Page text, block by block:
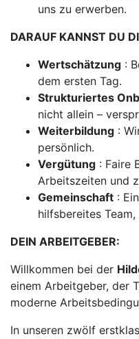
uns zu erwerben.
DARAUF KANNST DU
Wertschätzung :
dem ersten Tag.
Strukturiertes
nicht allein –
Weiterbildung :
persönlich.
Vergütung : Faire
Arbeitszeiten und
Gemeinschaft :
hilfsbereites
DEIN ARBEITGEBER:
Willkommen bei der
einem Arbeitgeber, der
moderne
In unseren zwölf